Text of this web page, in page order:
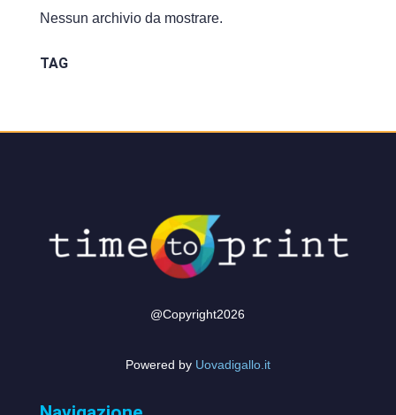
Nessun archivio da mostrare.
TAG
@Copyright2026
Powered by Uovadigallo.it